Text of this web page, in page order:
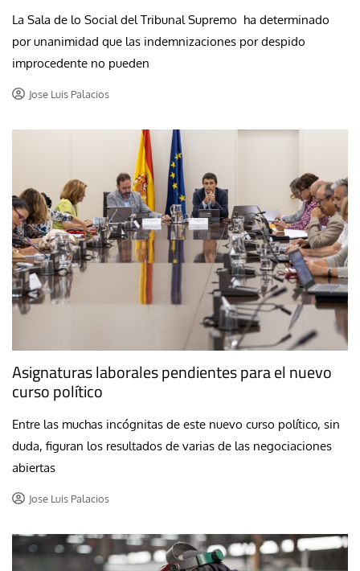
La Sala de lo Social del Tribunal Supremo ha determinado
por unanimidad que las indemnizaciones por despido
improcedente no pueden
Jose Luis Palacios
Asignaturas laborales pendientes para el nuevo
curso político
Entre las muchas incógnitas de este nuevo curso político, sin
duda, figuran los resultados de varias de las negociaciones
abiertas
Jose Luis Palacios